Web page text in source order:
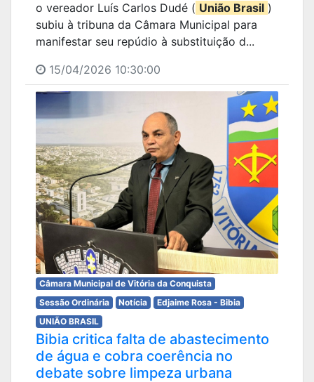
o vereador Luís Carlos Dudé ( União Brasil )
subiu à tribuna da Câmara Municipal para
manifestar seu repúdio à substituição d...
15/04/2026 10:30:00
Câmara Municipal de Vitória da Conquista
Sessão Ordinária
Notícia
Edjaime Rosa - Bibia
UNIÃO BRASIL
Bibia critica falta de abastecimento
de água e cobra coerência no
debate sobre limpeza urbana